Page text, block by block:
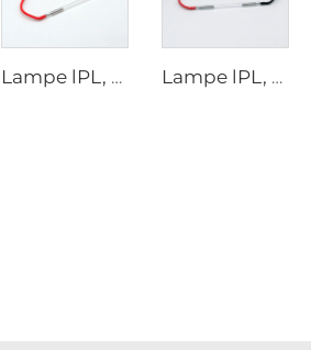
Lampe lPL, modèle 7-60-125 Fil Lampe lPL, modèle 7-50-115 Fil